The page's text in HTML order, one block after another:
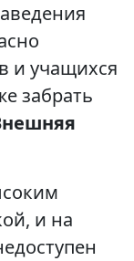
и учащихся
забрать
и на